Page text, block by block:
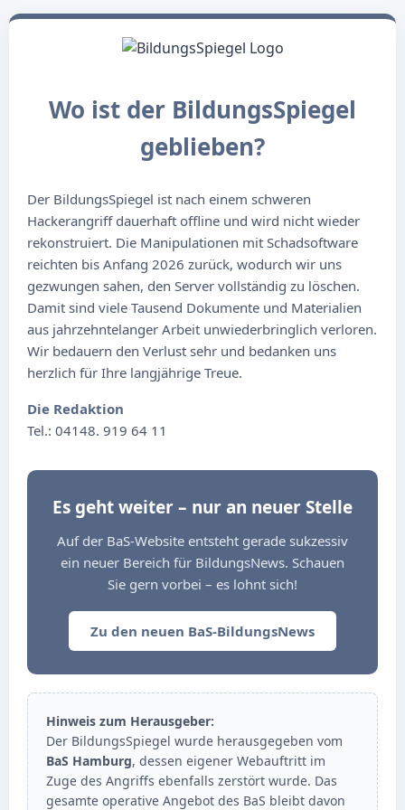
Wo ist der BildungsSpiegel
geblieben?
Der BildungsSpiegel ist nach einem schweren
Hackerangriff dauerhaft offline und wird nicht wieder
rekonstruiert. Die Manipulationen mit Schadsoftware
reichten bis Anfang 2026 zurück, wodurch wir uns
gezwungen sahen, den Server vollständig zu löschen.
Damit sind viele Tausend Dokumente und Materialien
aus jahrzehntelanger Arbeit unwiederbringlich verloren.
Wir bedauern den Verlust sehr und bedanken uns
herzlich für Ihre langjährige Treue.
Die Redaktion
Tel.: 04148. 919 64 11
Es geht weiter – nur an neuer Stelle
Auf der BaS-Website entsteht gerade sukzessiv
ein neuer Bereich für BildungsNews. Schauen
Sie gern vorbei – es lohnt sich!
Zu den neuen BaS-BildungsNews
Hinweis zum Herausgeber:
Der BildungsSpiegel wurde herausgegeben vom
BaS Hamburg, dessen eigener Webauftritt im
Zuge des Angriffs ebenfalls zerstört wurde. Das
gesamte operative Angebot des BaS bleibt davon